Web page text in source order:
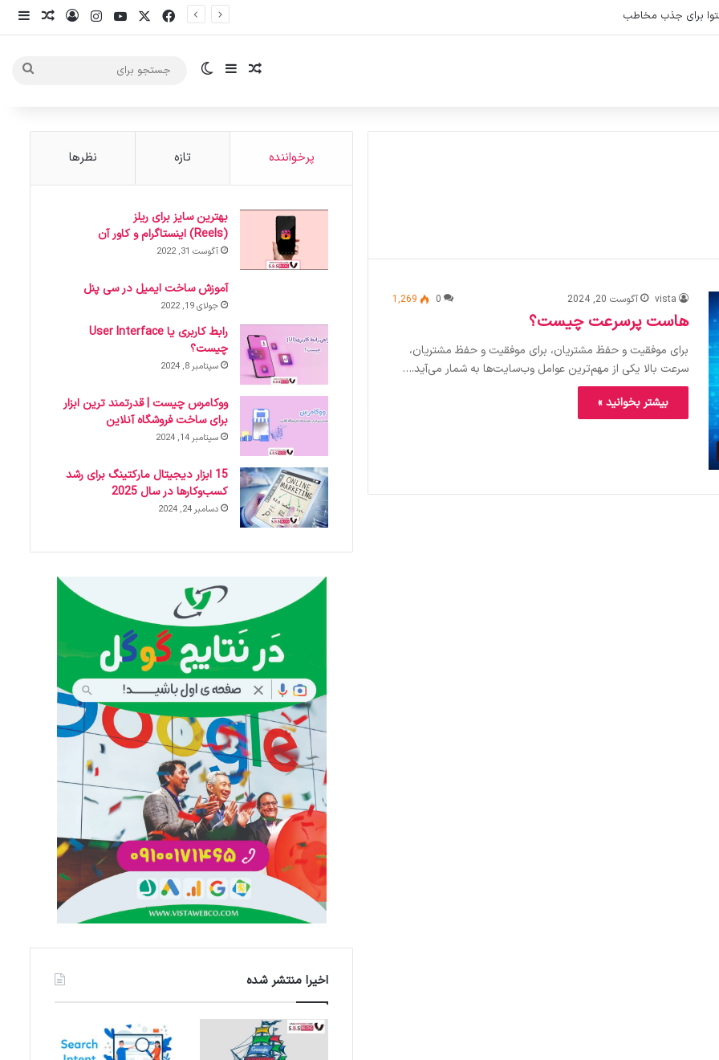
برای جذب مخاطب فیس بوک یوتیوباینستاگرام
ورود
نوشته تصادفی
سایدبار تغییر پوسته
vista آگوست 20, 2024 0
1,269
هاست پرسرعت چیست؟
برای موفقیت و حفظ مشتریان، برای موفقیت و حفظ مشتریان،
سرعت بالا یکی از مهم‌ترین عوامل وب‌سایت‌ها به شمار می‌آید.…
بیشتر بخوانید »
پرخواننده تازه نظرها
بهترین سایز برای ریلز
(Reels) اینستاگرام و کاور آن
آگوست 31, 2022
آموزش ساخت ایمیل در سی پنل
جولای 19, 2022
رابط کاربری یا User Interface
چیست؟
سپتامبر 8, 2024
ووکامرس چیست | قدرتمند ترین ابزار
برای ساخت فروشگاه آنلاین
سپتامبر 14, 2024
15 ابزار دیجیتال مارکتینگ برای رشد
کسب‌وکارها در سال 2025
دسامبر 24, 2024
اخیرا منتشر شده